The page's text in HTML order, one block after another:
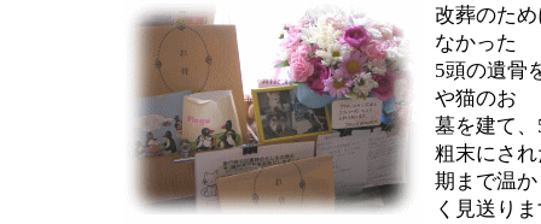
改葬のた
なかった
5頭の遺骨
や猫のお
墓を建て
粗末にさ
期まで温か
く見送り